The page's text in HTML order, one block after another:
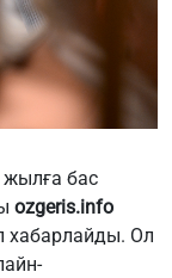
жылға бас
ozgeris.info
хабарлайды. Ол